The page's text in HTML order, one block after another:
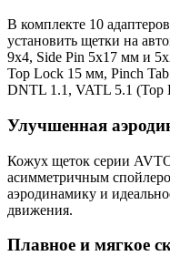
В комплекте 10
установить щетки на
9х4, Side Pin 5x17 мм и
Top Lock 15 мм, Pinch
DNTL 1.1, VATL 5.1
Улучшенная
Кожух щеток серии
асимметричным
аэродинамику и
движения.
Плавное и мягкое